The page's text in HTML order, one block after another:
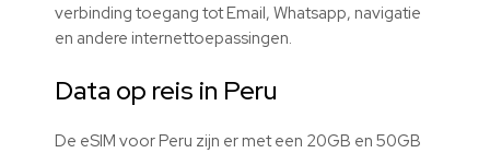
verbinding toegang tot Email, Whatsapp, navigatie
en andere internettoepassingen.
Data op reis in Peru
De eSIM voor Peru zijn er met een 20GB en 50GB